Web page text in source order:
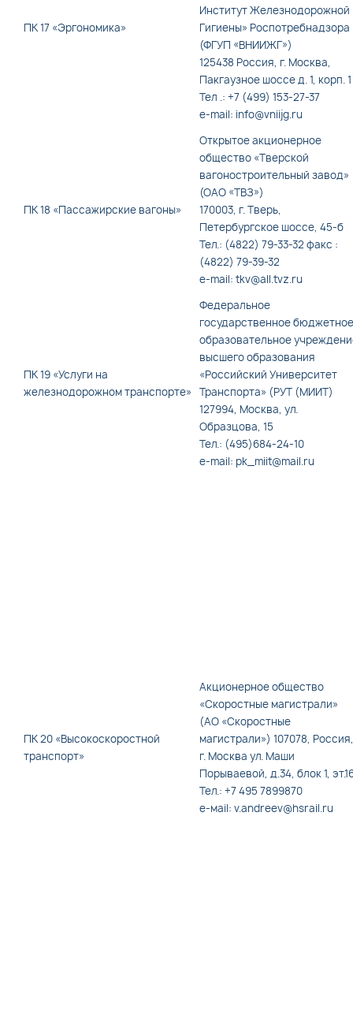
ПК 17 «Эргономика»
Институт Железнодорожной
Гигиены» Роспотребнадзора
(ФГУП «ВНИИЖГ»)
125438 Россия, г. Москва,
Пакгаузное шоссе д. 1, корп. 1
Тел .: +7 (499) 153-27-37
e-mail: info@vniijg.ru
ПК 18 «Пассажирские вагоны»
Открытое акционерное
общество «Тверской
вагоностроительный завод»
(ОАО «ТВЗ»)
170003, г. Тверь,
Петербургское шоссе, 45-б
Тел.: (4822) 79-33-32 факс :
(4822) 79-39-32
e-mail: tkv@all.tvz.ru
ПК 19 «Услуги на
железнодорожном транспорте»
Федеральное
государственное бюджетное
образовательное
высшего образования
«Российский Университет
Транспорта» (РУТ (МИИТ)
127994, Москва, ул.
Образцова, 15
Тел.: (495)684-24-10
e-mail: pk_miit@mail.ru
ПК 20 «Высокоскоростной
транспорт»
Акционерное общество
«Скоростные магистрали»
(АО «Скоростные
магистрали») 107078, Россия,
г. Москва ул. Маши
Порываевой, д.34, блок 1,
Тел.: +7 495 7899870
e-мail: v.andreev@hsrail.ru